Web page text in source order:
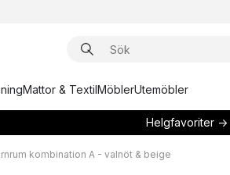
Mattor & TextilMöblerUtemöbler
Helgfavoriter →
kombination A - valnöt & beige